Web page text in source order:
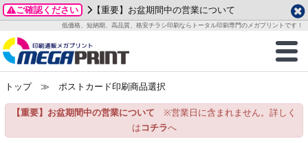
ご確認ください 【重要】お盆期間中の営業について
低価格、短納期、高品質、格安チラシ印刷ならトータル印刷専門のメガプリントです！
商品一覧
グッズ
ステッカー
ご利用ガイド
お客様へ
いて
刷
カード印刷
データ作成ガイド
成前に
ガイド
テンプレート
ード印刷
名刺印刷
一覧
わせ
2026年 8月
月
火 水 木 金
土
1
3
4 5 6 7
8
15
トップ≫ ポストカード印刷商品選択
【重要】お盆期間中の営業について ※営業日に含まれません。詳しく
は コチラへ